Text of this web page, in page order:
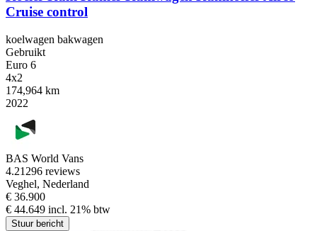
Cruise control
koelwagen bakwagen
Gebruikt
Euro 6
4x2
174,964 km
2022
BAS World Vans
4.21296 reviews
Veghel, Nederland
€ 36.900
€ 44.649 incl. 21% btw
Stuur bericht